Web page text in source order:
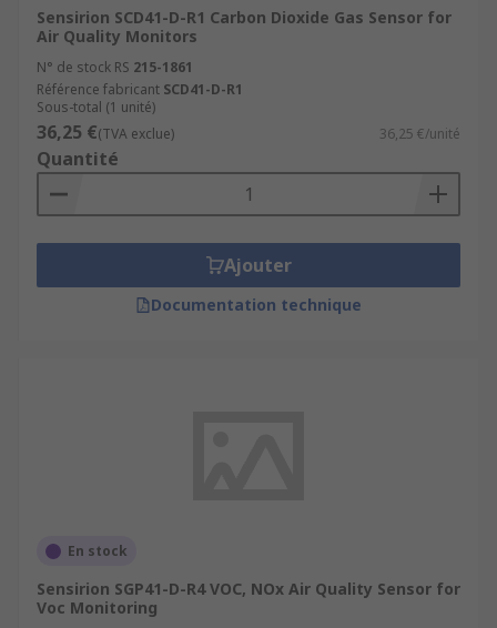
Carbon Dioxide
Methane
Nitrogen
Propane
As well as many more...
Air Quality Sensors
One type of Environmental Sensor is an air
Sensirion SCD41-D-R1 Carbon Dioxide Gas Sensor for
Air Quality Monitors
N° de stock RS 215-1861
Référence fabricant SCD41-D-R1
Sous-total (1 unité)
36,25 €(TVA exclue) 36,25 €/unité
Quantité
Ajouter
Documentation technique
En stock
Sensirion SGP41-D-R4 VOC, NOx Air Quality Sensor for
Voc Monitoring